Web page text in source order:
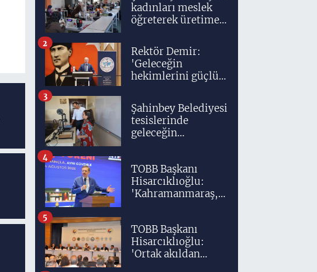
kadınları meslek
öğreterek üretime
Rektör Demir:
'Geleceğin
hekimlerini güçlü
klinik altyapıyla
yetiştiriyoruz'
2
Şahinbey Belediyesi
tesislerinde
geleceğin
yetişiyor
3
TOBB Başkanı
Hisarcıklıoğlu:
'Kahramanmaraş,
ekonomisinin
lokomotif
şehirlerinden
4
TOBB Başkanı
Hisarcıklıoğlu:
'Ortak akıldan
5